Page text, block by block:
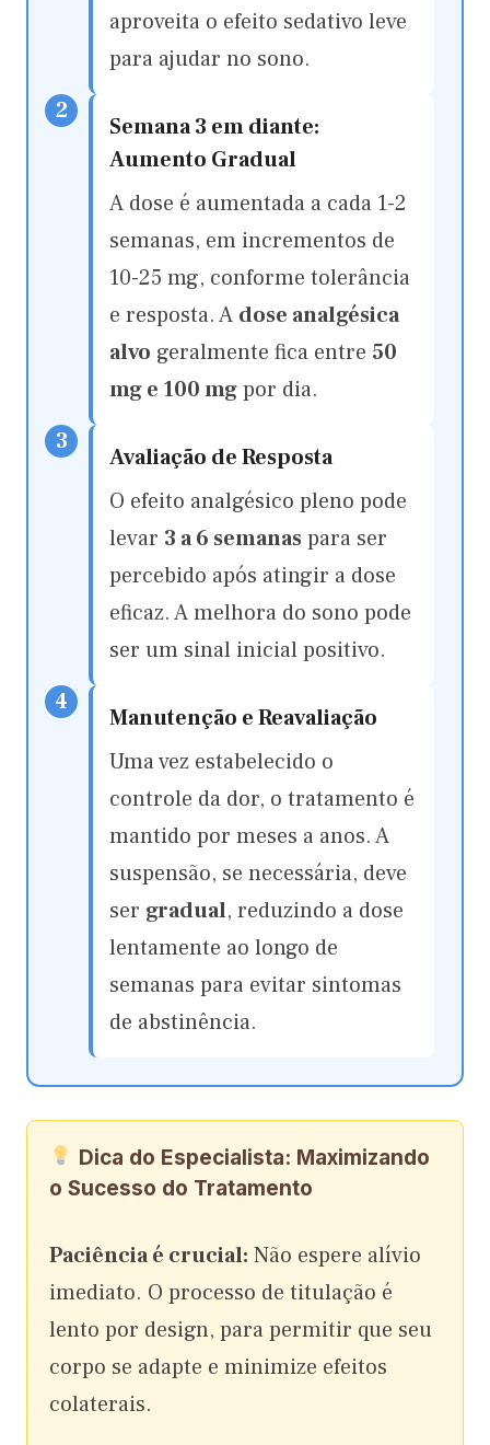
aproveita o efeito sedativo leve
para ajudar no sono.
2
Semana 3 em diante:
Aumento Gradual
A dose é aumentada a cada 1-2
semanas, em incrementos de
10-25 mg, conforme tolerância
e resposta. A dose analgésica
alvo geralmente fica entre 50
mg e 100 mgpor dia.
3
Avaliação de Resposta
O efeito analgésico pleno pode
levar 3 a 6 semanaspara ser
percebido após atingir a dose
eficaz. A melhora do sono pode
ser um sinal inicial positivo.
4
Manutenção e Reavaliação
Uma vez estabelecido o
controle da dor, o tratamento é
mantido por meses a anos. A
suspensão, se necessária, deve
ser gradual, reduzindo a dose
lentamente ao longo de
semanas para evitar sintomas
de abstinência.
Dica do Especialista: Maximizando
o Sucesso do Tratamento
Paciência é crucial: Não espere alívio
imediato. O processo de titulação é
lento por design, para permitir que seu
corpo se adapte e minimize efeitos
colaterais.